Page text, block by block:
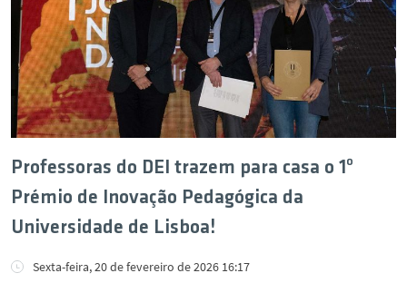
Professoras do DEI trazem para casa o 1º
Prémio de Inovação Pedagógica da
Universidade de Lisboa!
Sexta-feira, 20 de fevereiro de 2026 16:17